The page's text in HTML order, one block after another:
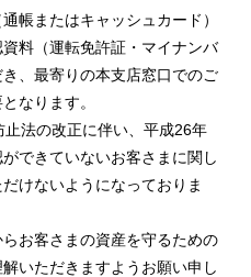
帳またはキャッシュカード）
料（運転免許証・マイナンバ
、最寄りの本支店窓口でのご
なります。
止法の改正に伴い、平成26年
できていないお客さまに関し
けないようになっておりま
お客さまの資産を守るための
いただきますようお願い申し